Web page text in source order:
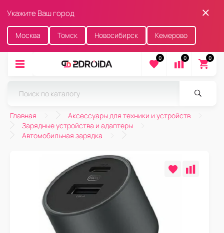
Укажите Ваш город
Москва Томск Новосибирск Кемерово
0 0 0
Главная
Аксессуары для техники и устройств
Зарядные устройства и адаптеры
Автомобильная зарядка